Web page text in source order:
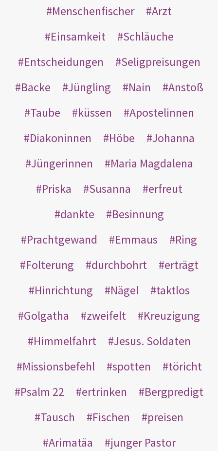
Menschenfischer
Arzt
Einsamkeit
Schläuche
Entscheidungen
Seligpreisungen
Backe
Jüngling Nain
Anstoß
Taube
küssen
Apostelinnen
Diakoninnen
Höbe
Johanna
Jüngerinnen
Maria Magdalena
Priska
Susanna
erfreut
dankte
Besinnung
Prachtgewand
Emmaus
Ring
Folterung
durchbohrt
erträgt
Hinrichtung
Nägel
taktlos
Golgatha
zweifelt
Kreuzigung
Himmelfahrt
Jesus. Soldaten
Missionsbefehl
spotten
töricht
Psalm 22
ertrinken
Bergpredigt
Tausch
Fischen
preisen
Arimatäa
junger Pastor